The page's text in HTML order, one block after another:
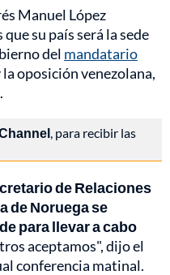
Manuel López
su país será la sede
del mandatario
la oposición venezolana,
, para recibir las
de Relaciones
de Noruega se
para llevar a cabo
aceptamos", dijo el
conferencia matinal.